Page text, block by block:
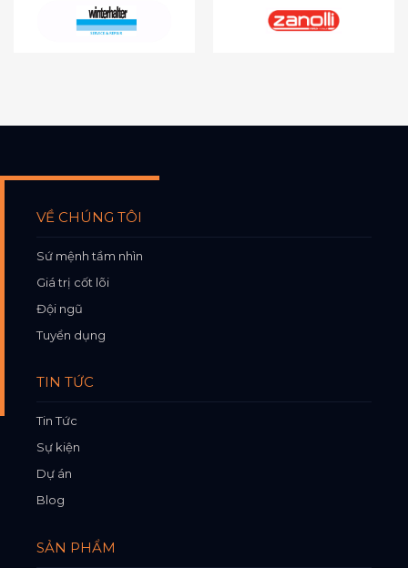
VỀ CHÚNG TÔI
Sứ mệnh tầm nhìn
Giá trị cốt lõi
Đội ngũ
Tuyển dụng
TIN TỨC
Tin Tức
Sự kiện
Dự án
Blog
SẢN PHẨM